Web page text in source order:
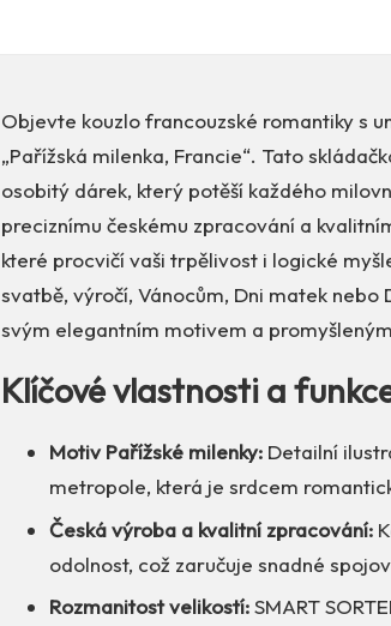
Objevte kouzlo francouzské romantiky s
„Pařížská milenka, Francie“. Tato
osobitý dárek, který potěší každého
preciznímu českému zpracování a
které procvičí vaši trpělivost i logické
svatbě, výročí, Vánocům, Dni matek
svým elegantním motivem a
Klíčové vlastnosti a
Motiv Pařížské milenky: Detailní
metropole, která je srdcem
Česká výroba a kvalitní zpracování:
odolnost, což zaručuje snadné
Rozmanitost velikostí:SMART